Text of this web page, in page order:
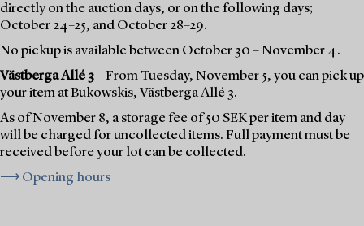
directly on the auction days, or on the following days;
October 24–25, and October 28–29.
No pickup is available between October 30 – November 4.
Västberga Allé 3– From Tuesday, November 5, you can pick up
your item at Bukowskis, Västberga Allé 3.
As of November 8, a storage fee of 50 SEK per item and day
will be charged for uncollected items. Full payment must be
received before your lot can be collected.
⟶ Opening hours